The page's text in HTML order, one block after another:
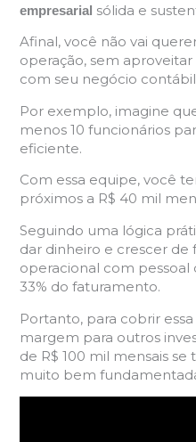
empresarial sólida e
Afinal, você não vai
operação, sem
com seu negócio
Por exemplo, imagine
menos 10 funcionários
eficiente.
Com essa equipe, você
próximos a R$ 40 mil
Seguindo uma lógica
dar dinheiro e crescer de
operacional com
33% do faturamento.
Portanto, para cobrir
margem para outros
de R$ 100 mil mensais
muito bem